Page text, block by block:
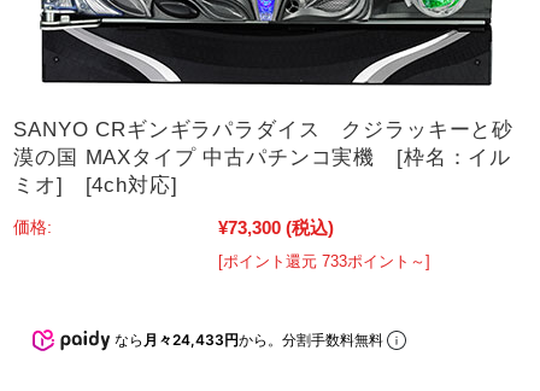
SANYO CRギンギラパラダイス クジラッキーと砂
漠の国 MAXタイプ 中古パチンコ実機 [枠名：イル
ミオ] [4ch対応]
価格: ¥73,300 (税込)
[ポイント還元 733ポイント～]
なら 月々24,433円から。分割手数料無料